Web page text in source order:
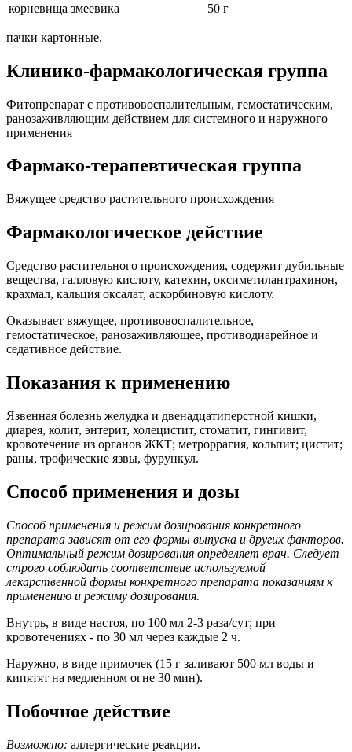
корневища змеевика
50 г
пачки картонные.
Клинико-фармакологическая группа
Фитопрепарат с противовоспалительным, гемостатическим,
ранозаживляющим действием для системного и наружного
применения
Фармако-терапевтическая группа
Вяжущее средство растительного происхождения
Фармакологическое действие
Средство растительного происхождения, содержит дубильные
вещества, галловую кислоту, катехин, оксиметилантрахинон,
крахмал, кальция оксалат, аскорбиновую кислоту.
Оказывает вяжущее, противовоспалительное,
гемостатическое, ранозаживляющее, противодиарейное и
седативное действие.
Показания к применению
Язвенная болезнь желудка и двенадцатиперстной кишки,
диарея, колит, энтерит, холецистит, стоматит, гингивит,
кровотечение из органов ЖКТ; метроррагия, кольпит; цистит;
раны, трофические язвы, фурункул.
Способ применения и дозы
Способ применения и режим дозирования конкретного
препарата зависят от его формы выпуска и других факторов.
Оптимальный режим дозирования определяет врач. Следует
строго соблюдать соответствие используемой
лекарственной формы конкретного препарата показаниям к
применению и режиму дозирования.
Внутрь, в виде настоя, по 100 мл 2-3 раза/сут; при
кровотечениях - по 30 мл через каждые 2 ч.
Наружно, в виде примочек (15 г заливают 500 мл воды и
кипятят на медленном огне 30 мин).
Побочное действие
Возможно: аллергические реакции.